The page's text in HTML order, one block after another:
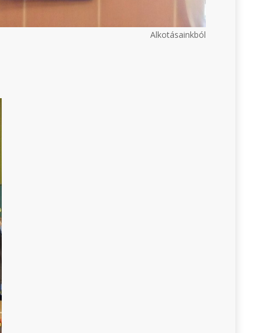
Alkotásainkból